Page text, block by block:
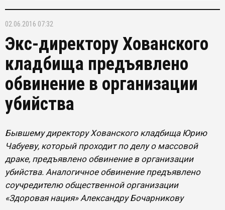
02.06.2016 07:32
Экс-директору Хованского
кладбища предъявлено
обвинение в организации
убийства
Бывшему директору Хованского кладбища Юрию
Чабуеву, который проходит по делу о массовой
драке, предъявлено обвинение в организации
убийства. Аналогичное обвинение предъявлено
соучредителю общественной организации
«Здоровая нация» Александру Бочарникову